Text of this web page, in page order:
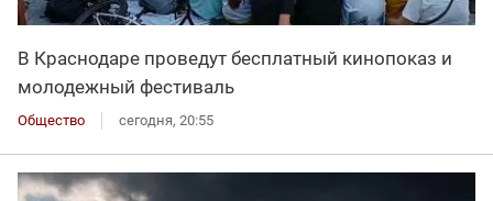
В Краснодаре проведут бесплатный кинопоказ и
молодежный фестиваль
Общество сегодня, 20:55